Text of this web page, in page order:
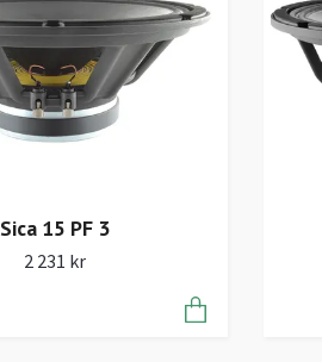
Sica 15 PF 3
2 231 kr